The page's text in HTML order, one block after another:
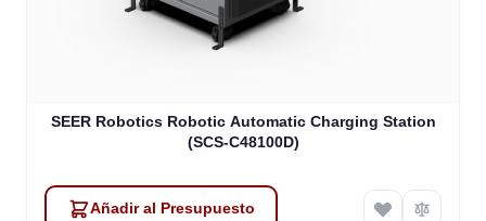
SEER Robotics Robotic Automatic Charging Station
(SCS-C48100D)
Añadir al Presupuesto